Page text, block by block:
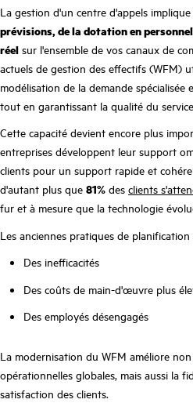
La gestion d'un centre d'appels
prévisions, de la dotation en
réel sur l'ensemble de vos canaux de
actuels de gestion des effectifs (WFM)
modélisation de la demande
tout en garantissant la qualité du
Cette capacité devient encore plus
entreprises développent leur support
clients pour un support rapide et
d'autant plus que 81% des clients
fur et à mesure que la technologie
Les anciennes pratiques de
Des inefficacités
Des coûts de main-d'œuvre plus
Des employés désengagés
La modernisation du WFM améliore
opérationnelles globales, mais aussi la
satisfaction des clients.